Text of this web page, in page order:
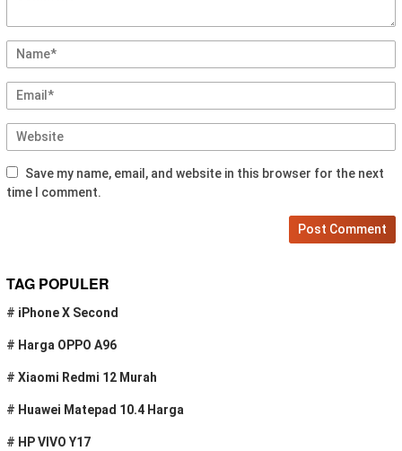
Save my name, email, and website in this browser for the next
time I comment.
TAG POPULER
# iPhone X Second
# Harga OPPO A96
# Xiaomi Redmi 12 Murah
# Huawei Matepad 10.4 Harga
# HP VIVO Y17